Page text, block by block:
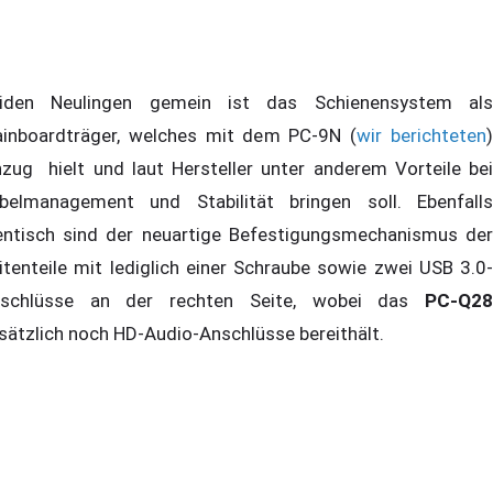
Neulingen gemein ist das Schienensystem als
welches mit dem PC-9N (wir berichteten)
hielt und laut Hersteller unter anderem Vorteile bei
und Stabilität bringen soll. Ebenfalls
sind der neuartige Befestigungsmechanismus der
mit lediglich einer Schraube sowie zwei USB 3.0-
an der rechten Seite, wobei das PC-Q28
noch HD-Audio-Anschlüsse bereithält.